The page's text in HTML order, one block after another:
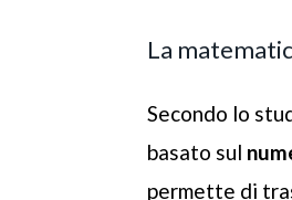
La
Secondo lo
basato sul
permette di